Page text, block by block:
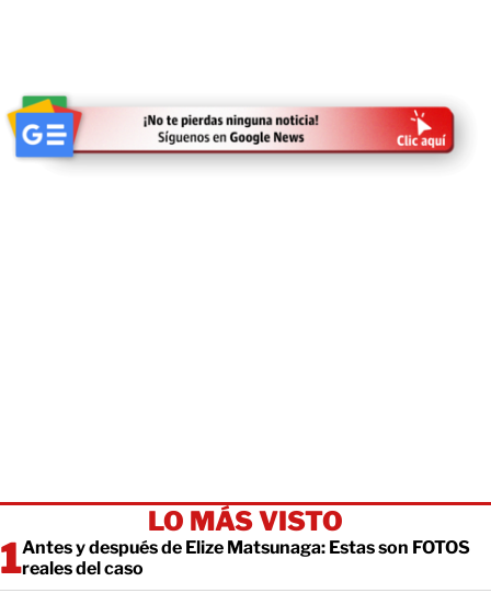
LO MÁS VISTO
Antes y después de Elize Matsunaga: Estas son FOTOS
reales del caso